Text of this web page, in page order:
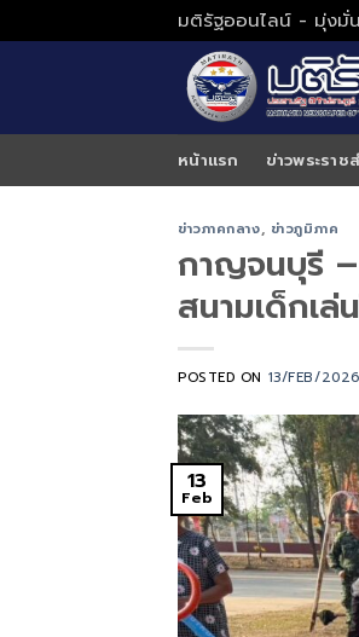
to
มติรัฐออนไลน์ - มุ่งมั่
หน้าแรก ข่าวพระราช
ข่าวภาคกลาง, ข่าวภูมิภาค
กาญจนบุรี
สนามเด็กเ
POSTED ON 13/FEB/2026
13
Feb